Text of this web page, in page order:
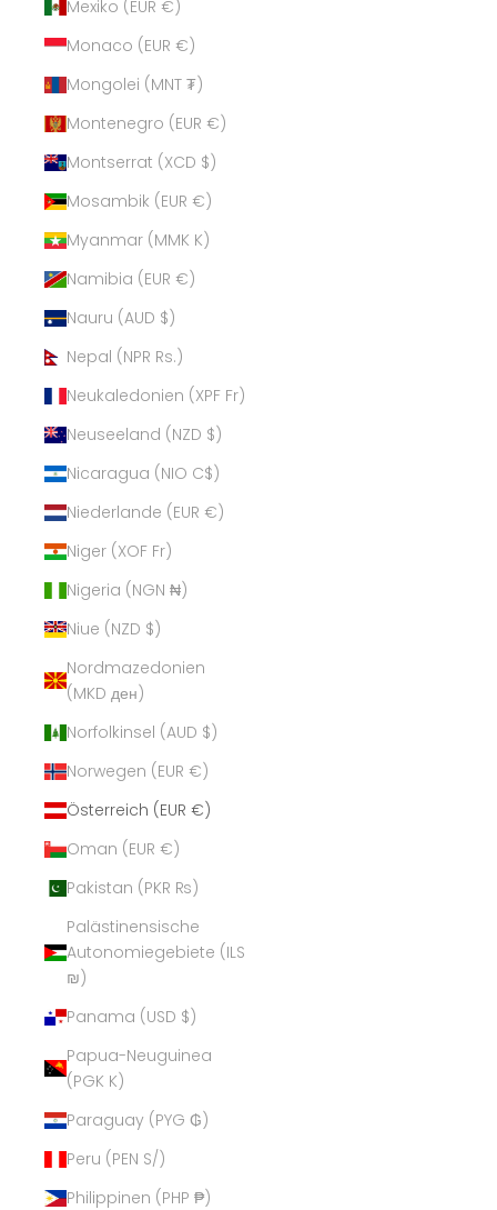
Mexiko (EUR €)
Monaco (EUR €)
Mongolei (MNT ₮)
Montenegro (EUR €)
Montserrat (XCD $)
Mosambik (EUR €)
Myanmar (MMK K)
Namibia (EUR €)
Nauru (AUD $)
Nepal (NPR Rs.)
Neukaledonien (XPF Fr)
Neuseeland (NZD $)
Nicaragua (NIO C$)
Niederlande (EUR €)
Niger (XOF Fr)
Nigeria (NGN ₦)
Niue (NZD $)
Nordmazedonien
(MKD ден)
Norfolkinsel (AUD $)
Norwegen (EUR €)
Österreich (EUR €)
Oman (EUR €)
Pakistan (PKR ₨)
Palästinensische
Autonomiegebiete (ILS
₪)
Panama (USD $)
Papua-Neuguinea
(PGK K)
Paraguay (PYG ₲)
Peru (PEN S/)
Philippinen (PHP ₱)